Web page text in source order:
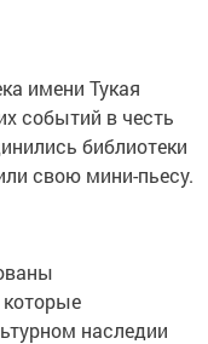
имени Тукая
событий в честь
библиотеки
свою мини-пьесу.
которые
наследии